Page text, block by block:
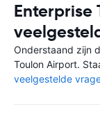
Enterprise
Onderstaand zijn
Toulon Airport.
veelgestelde